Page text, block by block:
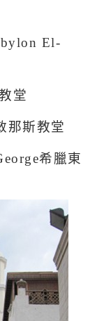
El-
堂
那斯教堂
希臘東